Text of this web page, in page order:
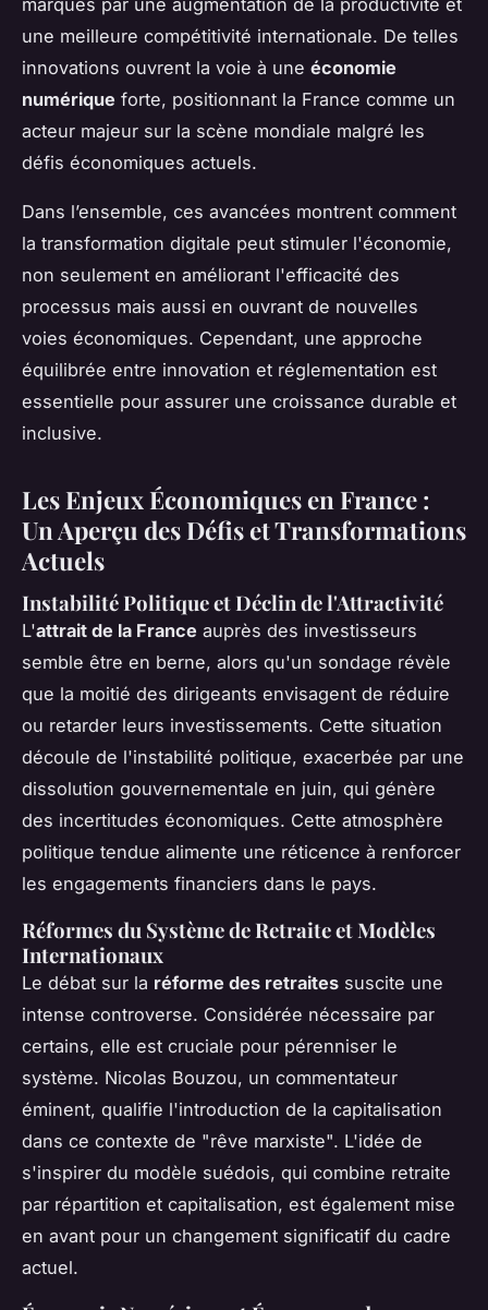
marqués par une augmentation de la productivité et
une meilleure compétitivité internationale. De telles
innovations ouvrent la voie à une économie
numérique forte, positionnant la France comme un
acteur majeur sur la scène mondiale malgré les
défis économiques actuels.
Dans l’ensemble, ces avancées montrent comment
la transformation digitale peut stimuler l'économie,
non seulement en améliorant l'efficacité des
processus mais aussi en ouvrant de nouvelles
voies économiques. Cependant, une approche
équilibrée entre innovation et réglementation est
essentielle pour assurer une croissance durable et
inclusive.
Les Enjeux Économiques en France :
Un Aperçu des Défis et Transformations
Actuels
Instabilité Politique et Déclin de l'Attractivité
L'attrait de la France auprès des investisseurs
semble être en berne, alors qu'un sondage révèle
que la moitié des dirigeants envisagent de réduire
ou retarder leurs investissements. Cette situation
découle de l'instabilité politique, exacerbée par une
dissolution gouvernementale en juin, qui génère
des incertitudes économiques. Cette atmosphère
politique tendue alimente une réticence à renforcer
les engagements financiers dans le pays.
Réformes du Système de Retraite et Modèles
Internationaux
Le débat sur la réforme des retraites suscite une
intense controverse. Considérée nécessaire par
certains, elle est cruciale pour pérenniser le
système. Nicolas Bouzou, un commentateur
éminent, qualifie l'introduction de la capitalisation
dans ce contexte de "rêve marxiste". L'idée de
s'inspirer du modèle suédois, qui combine retraite
par répartition et capitalisation, est également mise
en avant pour un changement significatif du cadre
actuel.